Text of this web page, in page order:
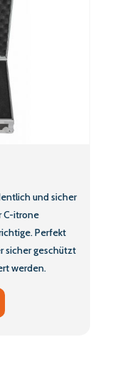
und sicher
C-itrone
Perfekt
sicher geschützt
werden.